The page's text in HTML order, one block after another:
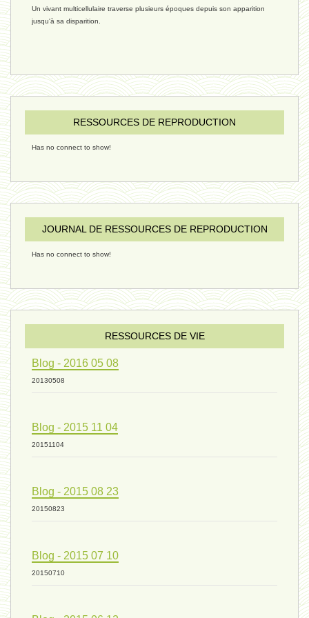
réchauffement 03 - 26 janvier 2025
ressources de vie 05 - 23 décembre
humain 08 - 16 décembre 2024
sexualité 06 - 9 octobre 2024
ressources de vie 04 - 26
mode de production industriel 01 -
Un vivant multicellulaire traverse plusieurs époques depuis son apparition
jusqu'à sa disparition.
RESSOURCES DE REPRODUCTION
Has no connect to show!
JOURNAL DE RESSOURCES DE REPRODUCTION
Has no connect to show!
RESSOURCES DE VIE
Blog - 2016 05 08
20130508
Blog - 2015 11 04
20151104
Blog - 2015 08 23
20150823
Blog - 2015 07 10
20150710